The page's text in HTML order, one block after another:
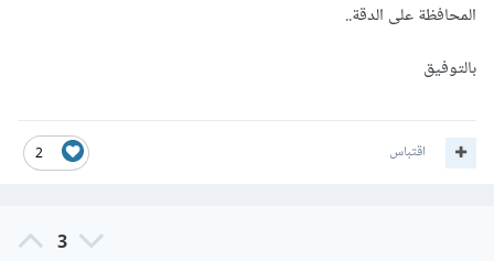
المحافظة على الدقة..
بالتوفيق
2 اقتباس
3